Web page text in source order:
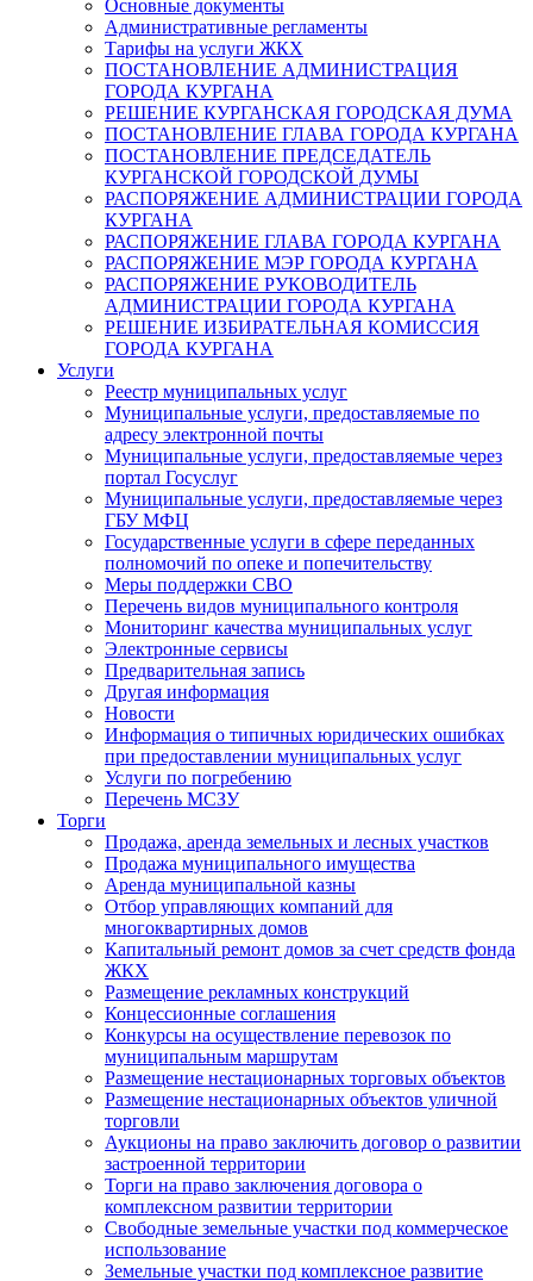
Основные документы
Административные регламенты
Тарифы на услуги ЖКХ
ПОСТАНОВЛЕНИЕ АДМИНИСТРАЦИЯ
ГОРОДА КУРГАНА
РЕШЕНИЕ КУРГАНСКАЯ ГОРОДСКАЯ ДУМА
ПОСТАНОВЛЕНИЕ ГЛАВА ГОРОДА КУРГАНА
ПОСТАНОВЛЕНИЕ ПРЕДСЕДАТЕЛЬ
КУРГАНСКОЙ ГОРОДСКОЙ ДУМЫ
РАСПОРЯЖЕНИЕ АДМИНИСТРАЦИИ ГОРОДА
КУРГАНА
РАСПОРЯЖЕНИЕ ГЛАВА ГОРОДА КУРГАНА
РАСПОРЯЖЕНИЕ МЭР ГОРОДА КУРГАНА
РАСПОРЯЖЕНИЕ РУКОВОДИТЕЛЬ
АДМИНИСТРАЦИИ ГОРОДА КУРГАНА
РЕШЕНИЕ ИЗБИРАТЕЛЬНАЯ КОМИССИЯ
ГОРОДА КУРГАНА
Услуги
Реестр муниципальных услуг
Муниципальные услуги, предоставляемые по
адресу электронной почты
Муниципальные услуги, предоставляемые через
портал Госуслуг
Муниципальные услуги, предоставляемые через
ГБУ МФЦ
Государственные услуги в сфере переданных
полномочий по опеке и попечительству
Меры поддержки СВО
Перечень видов муниципального контроля
Мониторинг качества муниципальных услуг
Электронные сервисы
Предварительная запись
Другая информация
Новости
Информация о типичных юридических ошибках
при предоставлении муниципальных услуг
Услуги по погребению
Перечень МСЗУ
Торги
Продажа, аренда земельных и лесных участков
Продажа муниципального имущества
Аренда муниципальной казны
Отбор управляющих компаний для
многоквартирных домов
Капитальный ремонт домов за счет средств фонда
ЖКХ
Размещение рекламных конструкций
Концессионные соглашения
Конкурсы на осуществление перевозок по
муниципальным маршрутам
Размещение нестационарных торговых объектов
Размещение нестационарных объектов уличной
торговли
Аукционы на право заключить договор о развитии
застроенной территории
Торги на право заключения договора о
комплексном развитии территории
Свободные земельные участки под коммерческое
использование
Земельные участки под комплексное развитие